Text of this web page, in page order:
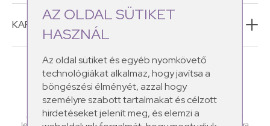
AZ OLDAL SÜTIKET
HASZNÁL
Az oldal sütiket és egyéb nyomkövető
technológiákat alkalmaz, hogy javítsa a
böngészési élményét, azzal hogy
személyre szabott tartalmakat és célzott
hirdetéseket jelenít meg, és elemzi a
KAPCSOLAT
A Schüssler Natur CosMEDics natúr kozmetikumaiban megtalálod a